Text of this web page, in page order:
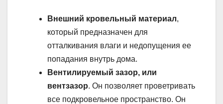
Внешний кровельный материал,
который предназначен для
отталкивания влаги и недопущения ее
попадания внутрь дома.
Вентилируемый зазор, или
вентзазор. Он позволяет проветривать
все подкровельное пространство. Он